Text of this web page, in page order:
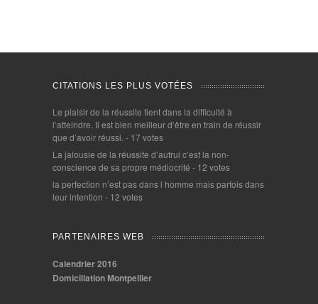
CITATIONS LES PLUS VOTÉES
Le plaisir de la réussite tient dans la difficulté à
l’atteindre. Il est bien meilleur d’être en train de réussir
que d’avoir réussi. - 17 votes
La jalousie de la réussite d’autrui c’est la non-
conscience de sa propre médiocrité - 12 votes
la perfection n’est pas dans l homme mais parfois dans
leur intention - 12 votes
PARTENAIRES WEB
Calendrier 2016
Domiciliation Montpellier